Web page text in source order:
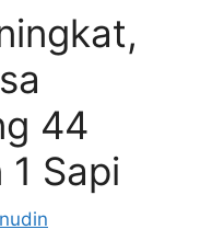
44
Sapi